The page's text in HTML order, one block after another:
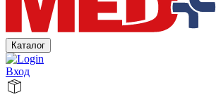
Каталог
Вход